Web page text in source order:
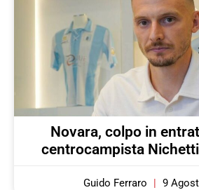
Novara, colpo in
centrocampista Nichetti
Guido Ferraro 9